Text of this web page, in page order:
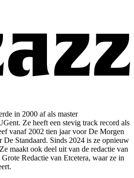
in 2000 af als master
Ze heeft een stevig track record als
vanaf 2002 tien jaar voor De Morgen
Standaard. Sinds 2024 is ze opnieuw
maakt ook deel uit van de redactie van
Redactie van Etcetera, waar ze in